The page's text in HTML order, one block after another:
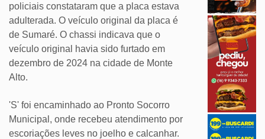
policiais constataram que a placa estava
adulterada. O veículo original da placa é
de Sumaré. O chassi indicava que o
veículo original havia sido furtado em
dezembro de 2024 na cidade de Monte
Alto.
'S' foi encaminhado ao Pronto Socorro
Municipal, onde recebeu atendimento por
escoriações leves no joelho e calcanhar.